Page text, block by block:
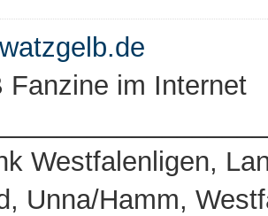
Fanzine im Internet
Westfalenligen,
Unna/Hamm,